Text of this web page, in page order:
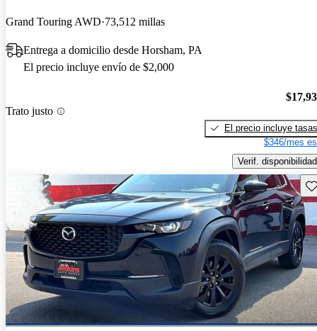
Grand Touring AWD 73,512 millas
Entrega a domicilio desde Horsham, PA
El precio incluye envío de $2,000
Trato justo
El precio incluye tasas
$346/mes
Verif. disponibilidad